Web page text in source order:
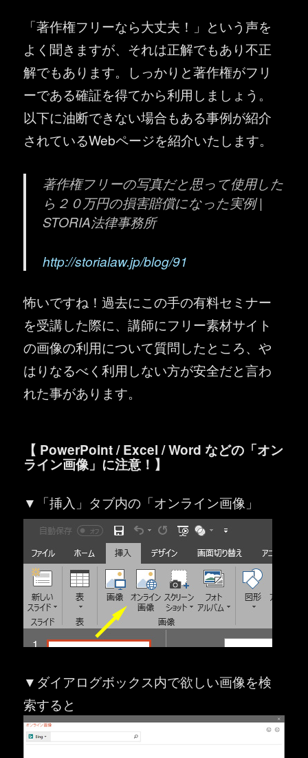
「著作権フリーなら大丈夫！」という声を
よく聞きますが、それは正解でもあり不正
解でもあります。しっかりと著作権がフリ
ーである確証を得てから利用しましょう。
以下に油断できない場合もある事例が紹介
されているWebページを紹介いたします。
著作権フリーの写真だと思って使用した
ら２０万円の損害賠償になった実例 |
STORIA法律事務所
http://storialaw.jp/blog/91
怖いですね！過去にこの手の有料セミナー
を受講した際に、講師にフリー素材サイト
の画像の利用について質問したところ、や
はりなるべく利用しない方が安全だと言わ
れた事があります。
【 PowerPoint / Excel / Word などの「オン
ライン画像」に注意！】
▼「挿入」タブ内の「オンライン画像」
▼ダイアログボックス内で欲しい画像を検
索すると